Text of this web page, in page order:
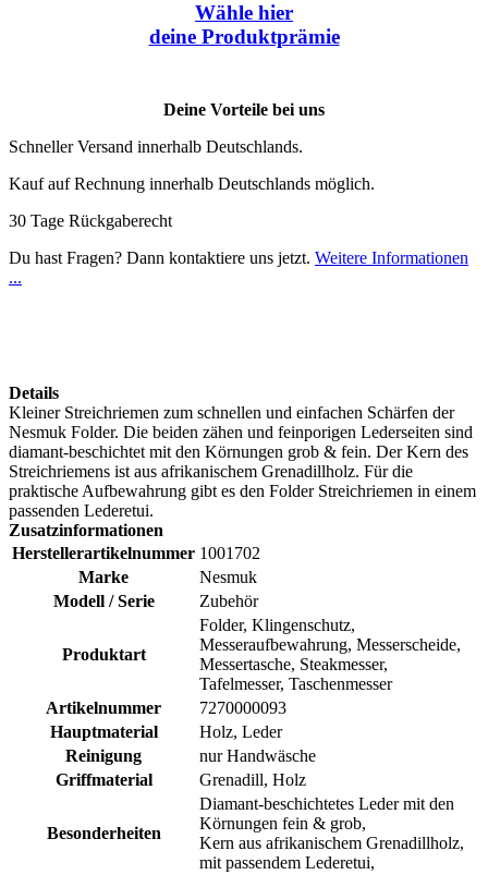
Wähle hier
deine Produktprämie
Deine Vorteile bei uns
Schneller Versand innerhalb Deutschlands.
Kauf auf Rechnung innerhalb Deutschlands möglich.
30 Tage Rückgaberecht
Du hast Fragen? Dann kontaktiere uns jetzt. Weitere Informationen
...
Details
Kleiner Streichriemen zum schnellen und einfachen Schärfen der
Nesmuk Folder. Die beiden zähen und feinporigen Lederseiten sind
diamant-beschichtet mit den Körnungen grob & fein. Der Kern des
Streichriemens ist aus afrikanischem Grenadillholz. Für die
praktische Aufbewahrung gibt es den Folder Streichriemen in einem
passenden Lederetui.
Zusatzinformationen
Herstellerartikelnummer 1001702
Marke
Nesmuk
Modell / Serie
Zubehör
Produktart
Folder, Klingenschutz,
Messeraufbewahrung, Messerscheide,
Messertasche, Steakmesser,
Tafelmesser, Taschenmesser
Artikelnummer
7270000093
Hauptmaterial
Holz, Leder
Reinigung
nur Handwäsche
Griffmaterial
Grenadill, Holz
Besonderheiten
Diamant-beschichtetes Leder mit den
Körnungen fein & grob,
Kern aus afrikanischem Grenadillholz,
mit passendem Lederetui,